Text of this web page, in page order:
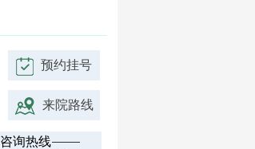
预约挂号
来院路线
咨询热线